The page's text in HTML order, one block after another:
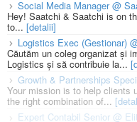
Social Media Manager @
Hey! Saatchi & Saatchi is on
to... [detalii]
Logistics Exec (Gestionar)
Căutăm un coleg organizat și
Logistics și să contribuie la...
Growth & Partnerships
Your mission is to help clients
the right combination of...
Expert Contabil Senior @